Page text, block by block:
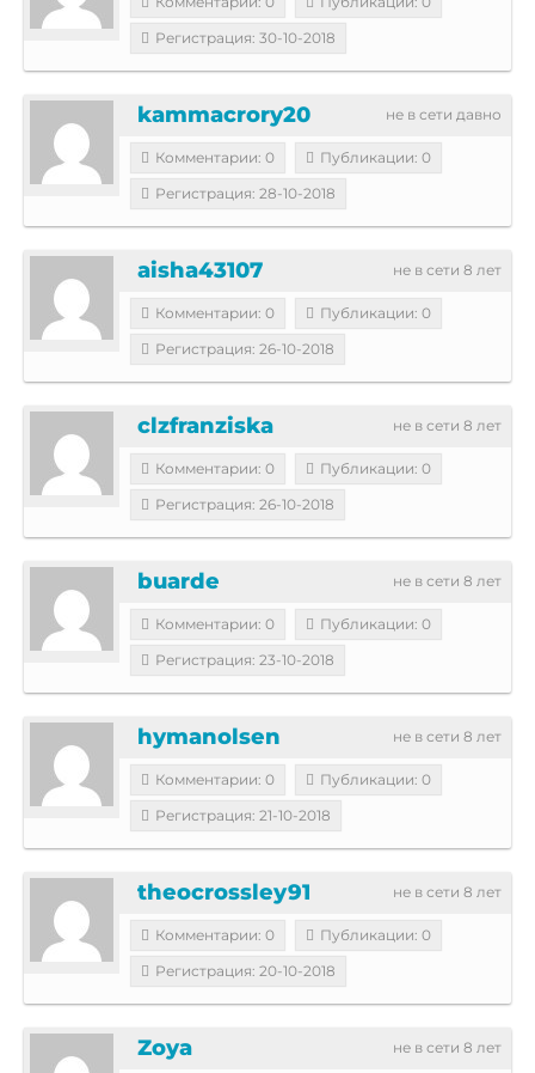
Регистрация: 30-10-2018
не в сети давно
kammacrory20
Комментарии: 0
Публикации: 0
Регистрация: 28-10-2018
не в сети 8 лет
aisha43107
Комментарии: 0
Публикации: 0
Регистрация: 26-10-2018
не в сети 8 лет
clzfranziska
Комментарии: 0
Публикации: 0
Регистрация: 26-10-2018
не в сети 8 лет
buarde
Комментарии: 0
Публикации: 0
Регистрация: 23-10-2018
не в сети 8 лет
hymanolsen
Комментарии: 0
Публикации: 0
Регистрация: 21-10-2018
не в сети 8 лет
theocrossley91
Комментарии: 0
Публикации: 0
Регистрация: 20-10-2018
не в сети 8 лет
Zoya